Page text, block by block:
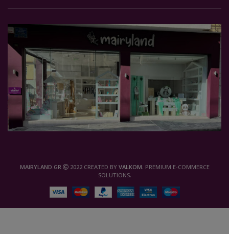
MAIRYLAND.GR 2022 CREATED BY VALKOM. PREMIUM E-COMMERCE
SOLUTIONS.